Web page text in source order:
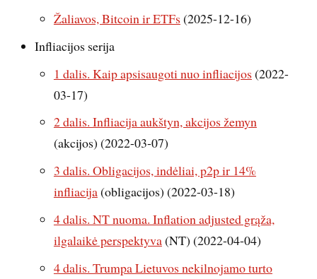
Žaliavos, Bitcoin ir ETFs (2025-12-16)
Infliacijos serija
1 dalis. Kaip apsisaugoti nuo infliacijos (2022-
03-17)
2 dalis. Infliacija aukštyn, akcijos žemyn
(akcijos) (2022-03-07)
3 dalis. Obligacijos, indėliai, p2p ir 14%
infliacija(obligacijos) (2022-03-18)
4 dalis. NT nuoma. Inflation adjusted grąža,
ilgalaikė perspektyva(NT) (2022-04-04)
4 dalis. Trumpa Lietuvos nekilnojamo turto